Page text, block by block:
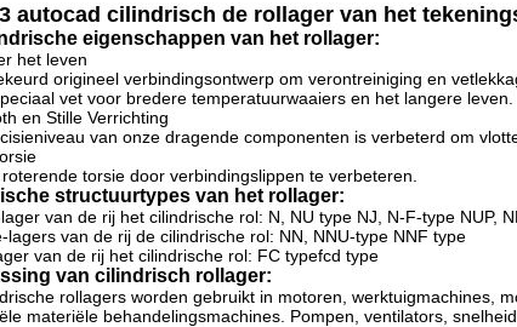
autocad cilindrisch de rollager van het
eigenschappen van het rollager:
het leven
origineel verbindingsontwerp om verontreiniging en
vet voor bredere temperatuurwaaiers en het langere leven.
en Stille Verrichting
van onze dragende componenten is verbeterd om
torsie door verbindingslippen te verbeteren.
structuurtypes van het rollager:
van de rij het cilindrische rol: N, NU type NJ, N-F-type NUP,
lagers van de rij de cilindrische rol: NN, NNU-type NNF type
van de rij het cilindrische rol: FC typefcd type
van cilindrisch rollager:
rollagers worden gebruikt in motoren, werktuigmachines,
materiële behandelingsmachines. Pompen, ventilators,